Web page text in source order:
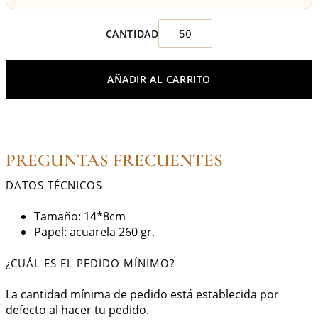
AÑADIR AL CARRITO
PREGUNTAS FRECUENTES
DATOS TÉCNICOS
Tamaño: 14*8cm
Papel: acuarela 260 gr.
¿CUÁL ES EL PEDIDO MÍNIMO?
La cantidad mínima de pedido está establecida por
defecto al hacer tu pedido.